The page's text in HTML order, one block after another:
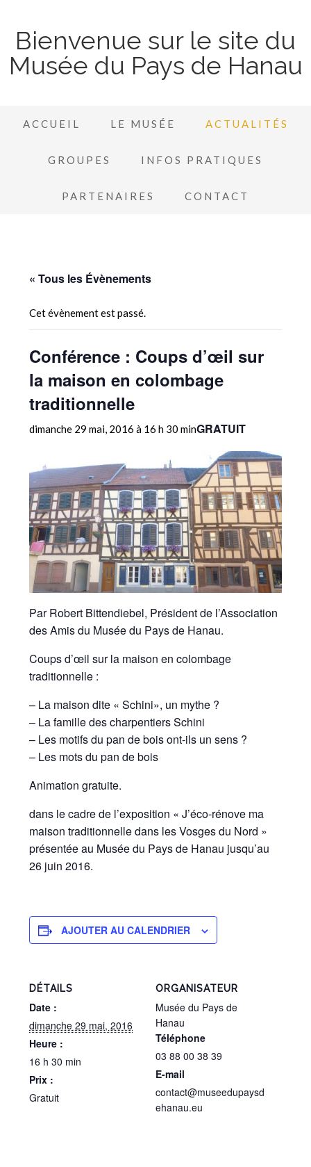
Bienvenue sur le site du
Musée du Pays de Hanau
ACCUEIL LE MUSÉE ACTUALITÉS
GROUPES INFOS PRATIQUES
PARTENAIRES CONTACT
« Tous les Évènements
Cet évènement est passé.
Conférence : Coups d’œil sur
la maison en colombage
traditionnelle
dimanche 29 mai, 2016 à 16 h 30 minGRATUIT
Par Robert Bittendiebel, Président de l’Association
des Amis du Musée du Pays de Hanau.
Coups d’œil sur la maison en colombage
traditionnelle :
– La maison dite « Schini», un mythe ?
– La famille des charpentiers Schini
– Les motifs du pan de bois ont-ils un sens ?
– Les mots du pan de bois
Animation gratuite.
dans le cadre de l’exposition « J’éco-rénove ma
maison traditionnelle dans les Vosges du Nord »
présentée au Musée du Pays de Hanau jusqu’au
26 juin 2016.
AJOUTER AU CALENDRIER
DÉTAILS
Date :
dimanche 29 mai, 2016
Heure :
16 h 30 min
Prix :
Gratuit
ORGANISATEUR
Musée du Pays de
Hanau
Téléphone
03 88 00 38 39
E-mail
contact@museedupaysd
ehanau.eu